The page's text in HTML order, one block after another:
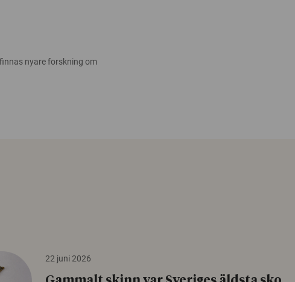
nyare forskning om
22 juni 2026